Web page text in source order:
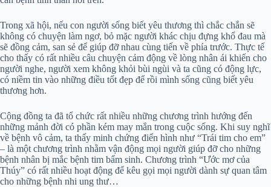
Trong xã hội, nếu con người sống biết yêu thương thì chắc chắn sẽ
không có chuyện làm ngơ, bỏ mặc người khác chịu đựng khổ đau mà
sẽ đồng cảm, san sẻ để giúp đỡ nhau cùng tiến về phía trước. Thực tế
cho thấy có rất nhiều câu chuyện cảm động về lòng nhân ái khiến cho
người nghe, người xem không khỏi bùi ngùi và ta cũng có động lực,
có niềm tin vào những điều tốt đẹp để rồi mình sống cũng biết yêu
thương hơn.
Cộng đồng ta đã tổ chức rất nhiều những chương trình hướng đến
những mảnh đời có phần kém may mắn trong cuộc sống. Khi suy nghĩ
về bệnh vô cảm, ta thấy minh chứng điển hình như “Trái tim cho em”
– là một chương trình nhằm vận động mọi người giúp đỡ cho những
bệnh nhân bị mắc bệnh tim bẩm sinh. Chương trình “Ước mơ của
Thúy” có rất nhiều hoạt động để kêu gọi mọi người dành sự quan tâm
cho những bệnh nhi ung thư…